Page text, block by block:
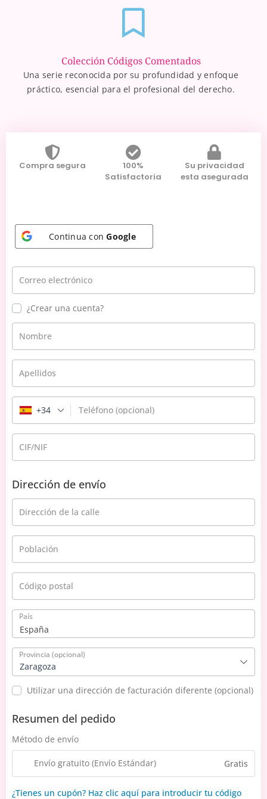
Colección Códigos Comentados
Una serie reconocida por su profundidad y enfoque
práctico, esencial para el profesional del derecho.
Compra segura
100%
Satisfactoria
Su privacidad
esta asegurada
Continua conGoogle
Correo electrónico
¿Crear una cuenta?
Nombre
Apellidos
Teléfono (opcional)
+34
CIF/NIF
Dirección de envío
Dirección de la calle
Población
Código postal
País
España
Provincia (opcional)
Zaragoza
Utilizar una dirección de facturación diferente (opcional)
Resumen del pedido
Método de envío
Envío gratuito (Envío Estándar) Gratis
¿Tienes un cupón? Haz clic aquí para introducir tu código